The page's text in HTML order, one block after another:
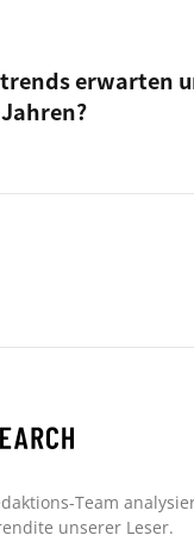
erwarten
Team
unserer Leser.